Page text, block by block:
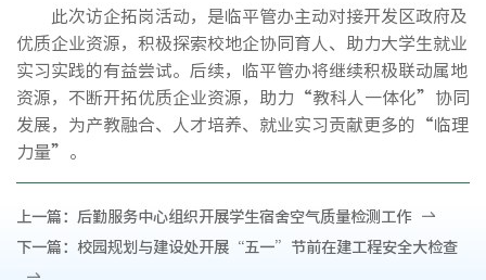
此次访企拓岗活动，是临平管办主动对接开发区政府及
优质企业资源，积极探索校地企协同育人、助力大学生就业
实习实践的有益尝试。后续，临平管办将继续积极联动属地
资源，不断开拓优质企业资源，助力“教科人一体化”协同
发展，为产教融合、人才培养、就业实习贡献更多的“临理
力量”。
上一篇： 后勤服务中心组织开展学生宿舍空气质量检测工作
下一篇： 校园规划与建设处开展“五一”节前在建工程安全大检查